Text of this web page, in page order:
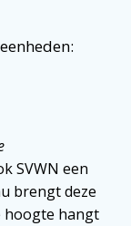
SVWN een
brengt deze
hoogte hangt